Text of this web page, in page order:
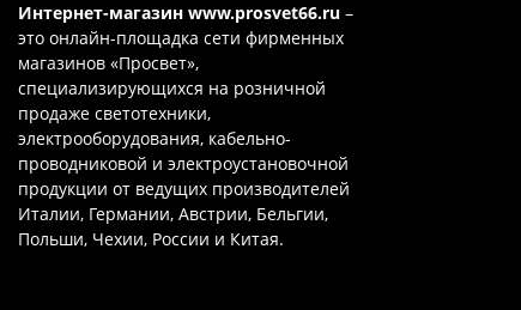
Интернет-магазин www.prosvet66.ru –
это онлайн-площадка сети фирменных
магазинов «Просвет»,
специализирующихся на розничной
продаже светотехники,
электрооборудования, кабельно-
проводниковой и электроустановочной
продукции от ведущих производителей
Италии, Германии, Австрии, Бельгии,
Польши, Чехии, России и Китая.